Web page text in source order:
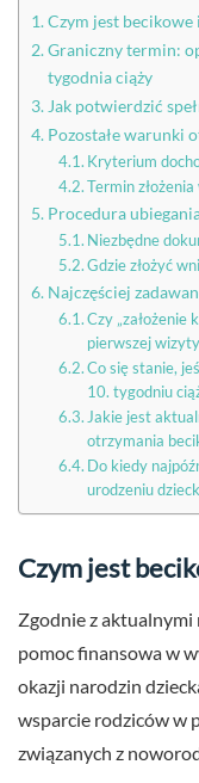
Czym jest becikowe
Graniczny termin:
tygodnia ciąży
Jak potwierdzić
Pozostałe warunki
Kryterium
Termin
Procedura
Niezbędne
Gdzie złożyć
Najczęściej
Czy „założenie
pierwszej
Co się stanie,
10. tygodniu
Jakie jest
otrzymania
Do kiedy
urodzeniu
Czym jest
Zgodnie z
pomoc finansowa w
okazji narodzin
wsparcie rodziców w
związanych z